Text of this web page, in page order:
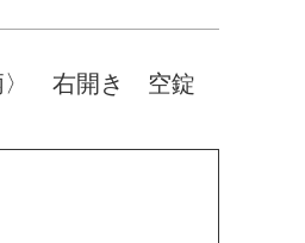
〉 右開き 空錠